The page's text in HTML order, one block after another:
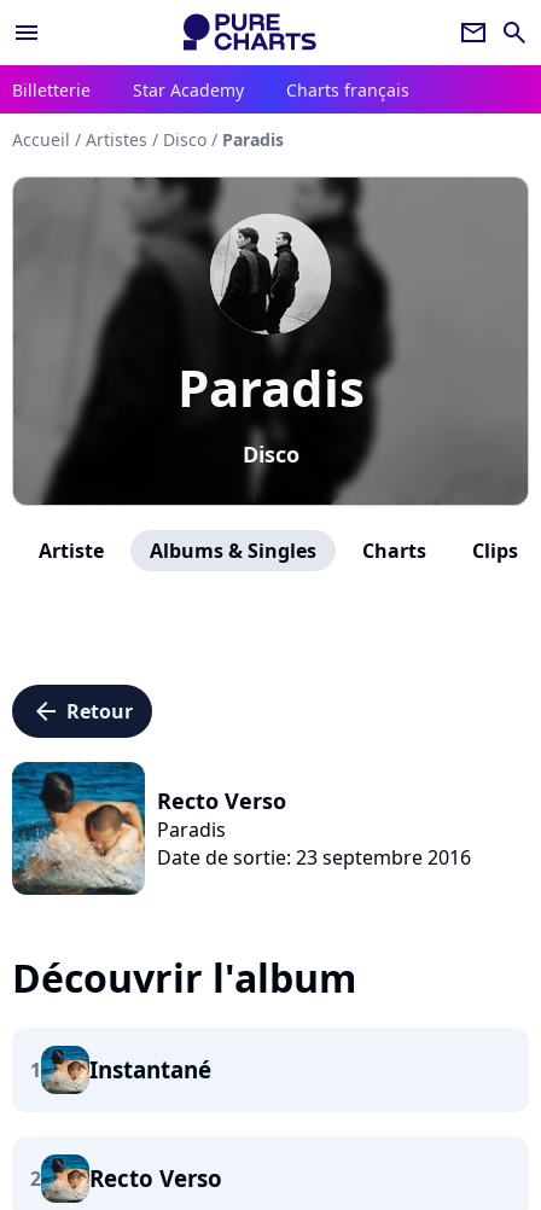
menu newsletter search
Billetterie Star Academy Charts français
Accueil / Artistes / Disco / Paradis
Paradis
Disco
Artiste Albums & Singles Charts Clips
arrow_left Retour
Recto Verso
Paradis
Date de sortie: 23 septembre 2016
Découvrir l'album
1 Instantané
2 Recto Verso